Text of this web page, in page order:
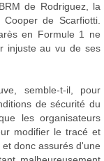
de Rodriguez, la
de Scarfiotti.
en Formule 1 ne
injuste au vu de ses
semble-t-il, pour
de sécurité du
les organisateurs
modifier le tracé et
donc assurés d'une